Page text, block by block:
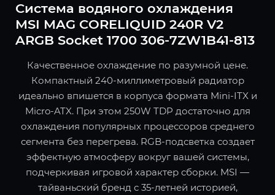
Система водяного охлаждения
MSI MAG CORELIQUID 240R V2
ARGB Socket 1700 306-7ZW1B41-813
Качественное охлаждение по разумной цене.
Компактный 240-миллиметровый радиатор
идеально впишется в корпуса формата Mini-ITX и
Micro-ATX. При этом 250W TDP достаточно для
охлаждения популярных процессоров среднего
сегмента без перегрева. RGB-подсветка создает
эффектную атмосферу вокруг вашей системы,
подчеркивая игровой характер сборки. MSI —
тайваньский бренд с 35-летней историей,